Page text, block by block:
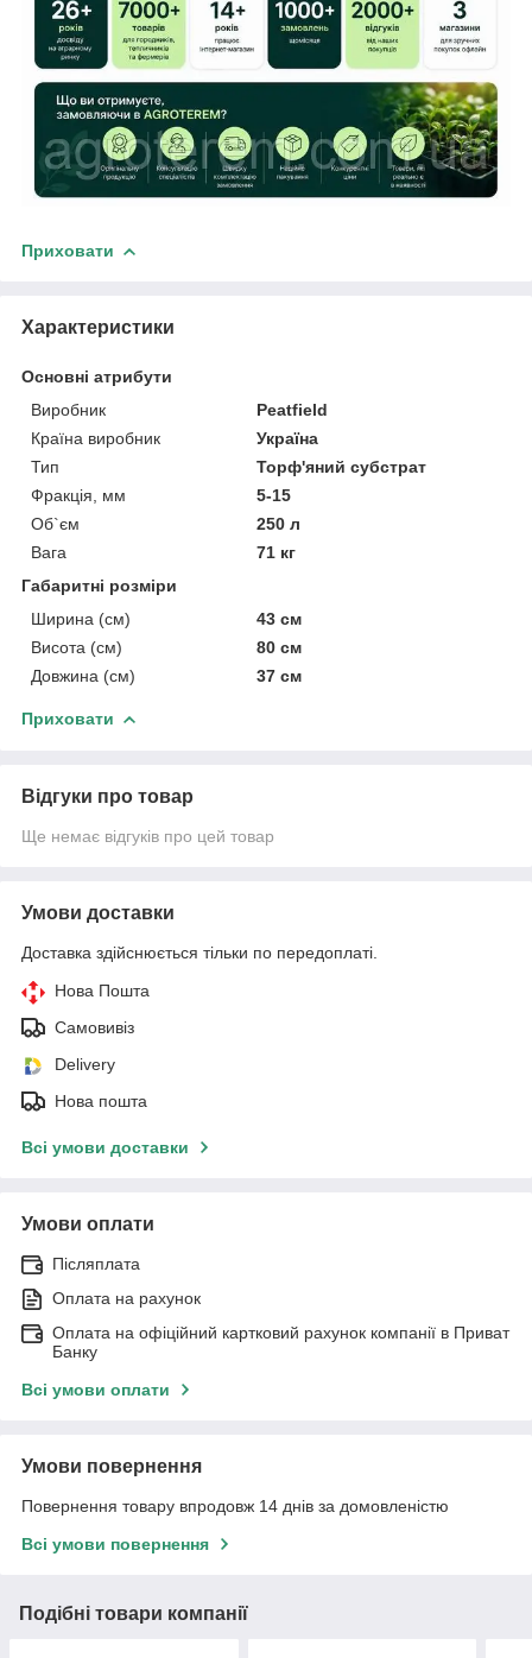
Приховати
Характеристики
Основні атрибути
Виробник
Peatfield
Країна виробник
Україна
Тип
Торф'яний субстрат
Фракція, мм
5-15
Об`єм
250 л
Вага
71 кг
Габаритні розміри
Ширина (см)
43 см
Висота (см)
80 см
Довжина (см)
37 см
Приховати
Відгуки про товар
Ще немає відгуків про цей товар
Умови доставки
Доставка здійснюється тільки по передоплаті.
Нова Пошта
Самовивіз
Delivery
Нова пошта
Всі умови доставки
Умови оплати
Післяплата
Оплата на рахунок
Оплата на офіційний картковий рахунок компанії в Приват
Банку
Всі умови оплати
Умови повернення
Повернення товару впродовж 14 днів за домовленістю
Всі умови повернення
Подібні товари компанії